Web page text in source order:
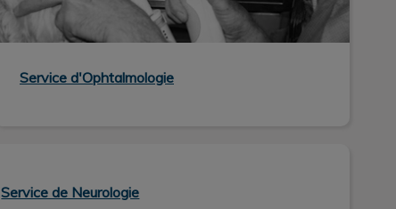
Service d'Ophtalmologie
Service de Neurologie